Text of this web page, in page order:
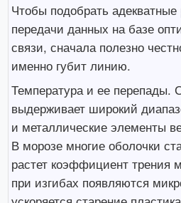
Чтобы подобрать
передачи данных на базе
связи, сначала полезно
именно губит линию.
Температура и ее перепады.
выдерживает широкий
и металлические элементы
В морозе многие оболочки
растет коэффициент трения
при изгибах появляются